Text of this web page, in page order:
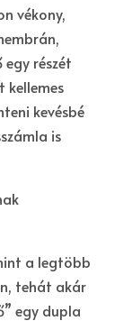
vékony,
részét
kellemes
kevésbé
is
a legtöbb
tehát akár
egy dupla